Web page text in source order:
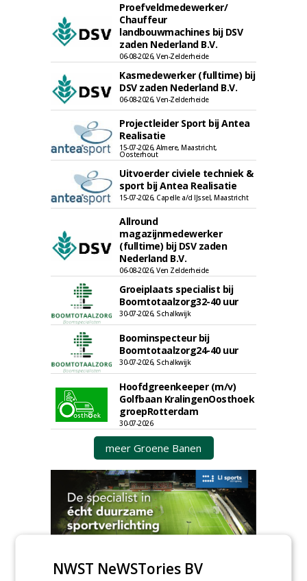
Proefveldmedewerker/
Chauffeur
landbouwmachines bij DSV
zaden Nederland B.V.
06-08-2026, Ven-Zelderheide
Kasmedewerker (fulltime) bij
DSV zaden Nederland B.V.
06-08-2026, Ven-Zelderheide
Projectleider Sport bij Antea
Realisatie
15-07-2026, Almere, Maastricht,
Oosterhout
Uitvoerder civiele techniek &
sport bij Antea Realisatie
15-07-2026, Capelle a/d IJssel, Maastricht
Allround
magazijnmedewerker
(fulltime) bij DSV zaden
Nederland B.V.
06-08-2026, Ven Zelderheide
Groeiplaats specialist bij
Boomtotaalzorg32-40 uur
30-07-2026, Schalkwijk
Boominspecteur bij
Boomtotaalzorg24-40 uur
30-07-2026, Schalkwijk
Hoofdgreenkeeper (m/v)
Golfbaan KralingenOosthoek
groepRotterdam
30-07-2026
meer Groene Banen
GREEN OUTLET
NWST NeWSTories BV